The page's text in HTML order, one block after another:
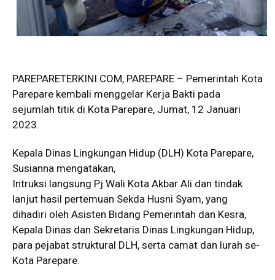
PAREPARETERKINI.COM, PAREPARE – Pemerintah Kota
Parepare kembali menggelar Kerja Bakti pada
sejumlah titik di Kota Parepare, Jumat, 12 Januari
2023.
Kepala Dinas Lingkungan Hidup (DLH) Kota Parepare,
Susianna mengatakan,
Intruksi langsung Pj Wali Kota Akbar Ali dan tindak
lanjut hasil pertemuan Sekda Husni Syam, yang
dihadiri oleh Asisten Bidang Pemerintah dan Kesra,
Kepala Dinas dan Sekretaris Dinas Lingkungan Hidup,
para pejabat struktural DLH, serta camat dan lurah se-
Kota Parepare.